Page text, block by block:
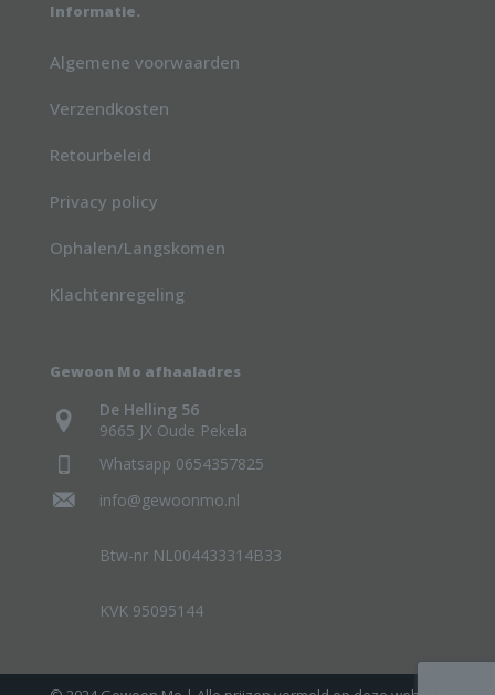
Informatie.
Algemene voorwaarden
Verzendkosten
Retourbeleid
Privacy policy
Ophalen/Langskomen
Klachtenregeling
Gewoon Mo afhaaladres
De Helling 56
9665 JX Oude Pekela
Whatsapp 0654357825
info@gewoonmo.nl
Btw-nr NL004433314B33
KVK 95095144